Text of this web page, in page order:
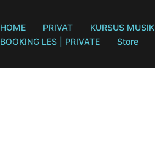
HOME PRIVAT KURSUS MUSIK
BOOKING LES | PRIVATE
Store